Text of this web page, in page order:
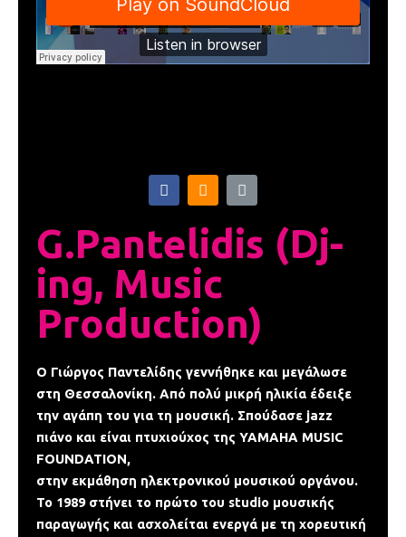
F
a
b
o
o
k
-
f
S
o
n
d
c
o
d
L
i
k
G.Pantelidis (Dj-
ing, Music
Production)
Ο Γιώργος Παντελίδης γεννήθηκε και μεγάλωσε
στη Θεσσαλονίκη. Από πολύ μικρή ηλικία έδειξε
την αγάπη του για τη μουσική. Σπούδασε jazz
πιάνο και είναι πτυχιούχος της YAMAHA MUSIC
FOUNDATION,
στην εκμάθηση ηλεκτρονικού μουσικού οργάνου.
Το 1989 στήνει το πρώτο του studio μουσικής
παραγωγής και ασχολείται ενεργά με τη χορευτική